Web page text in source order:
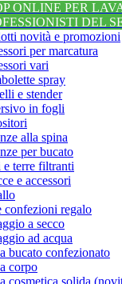
ONLINE PER
DEL
novità e promozioni
per marcatura
vari
spray
e stender
in fogli
alla spina
per bucato
terre filtranti
e accessori
confezioni regalo
a secco
ad acqua
bucato confezionato
corpo